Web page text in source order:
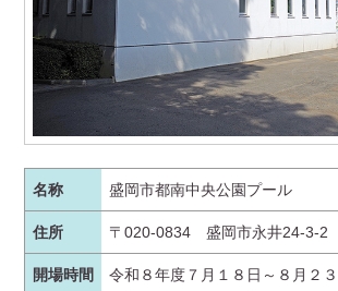
名称 盛岡市都南中央公園プール
住所 〒020-0834 盛岡市永井24-3-2
開場時間
令和８年度７月１８日～８月２